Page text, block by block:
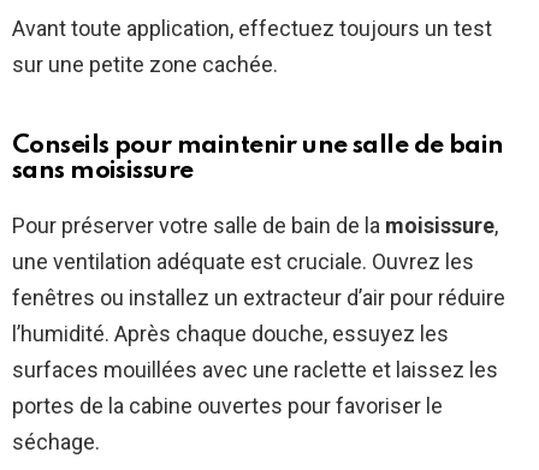
Avant toute application, effectuez toujours un test
sur une petite zone cachée.
Conseils pour maintenir une salle de bain
sans moisissure
Pour préserver votre salle de bain de la moisissure,
une ventilation adéquate est cruciale. Ouvrez les
fenêtres ou installez un extracteur d’air pour réduire
l’humidité. Après chaque douche, essuyez les
surfaces mouillées avec une raclette et laissez les
portes de la cabine ouvertes pour favoriser le
séchage.